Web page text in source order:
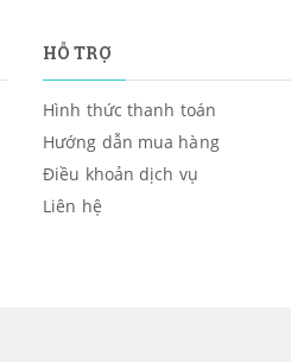
HỖ TRỢ
Hình thức thanh toán
Hướng dẫn mua hàng
Điều khoản dịch vụ
Liên hệ